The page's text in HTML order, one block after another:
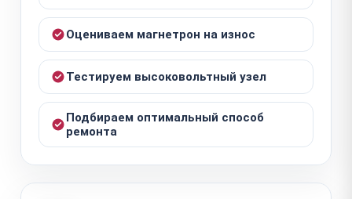
Оцениваем магнетрон на износ
Тестируем высоковольтный узел
Подбираем оптимальный способ
ремонта